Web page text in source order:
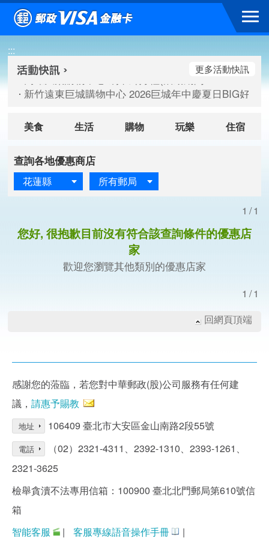
跳到主要內容區塊
:::
高雄大樂購物中心 刷卡郵好禮(活動期間：115/08/07-
臺北三創生活 有點東西第2波 刷卡郵好禮(活動期間：
高雄大樂購物中心 刷卡郵好禮(活動期間：115/08/07-
新竹遠東巨城購物中心 2026巨城年中慶夏日BIG好刷(
更多活動快訊
美食 生活 購物 玩樂 住宿
查詢各地優惠商店
花蓮縣 所有郵局
1/1
您好, 很抱歉目前沒有符合該查詢條件的優惠店
家
歡迎您瀏覽其他類別的優惠店家
1/1
回網頁頂端
感謝您的蒞臨，若您對中華郵政(股)公司服務有任何建
議， 請惠予賜教
地址 106409 臺北市大安區金山南路2段55號
電話
（02）2321-4311、2392-1310、2393-1261、
2321-3625
檢舉貪瀆不法專用信箱：100900 臺北北門郵局第610號信
箱
智能客服
| 客服專線語音操作手冊 |